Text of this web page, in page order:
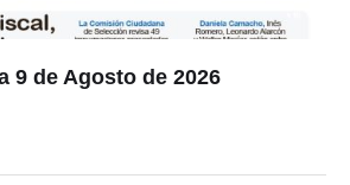
9 de Agosto de 2026